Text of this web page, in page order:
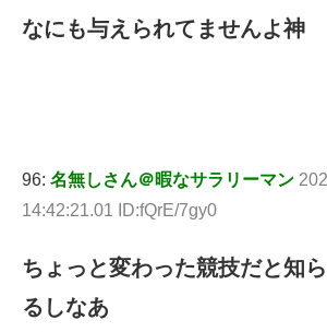
なにも与えられてませんよ神
96: 名無しさん＠暇なサラリーマン
14:42:21.01 ID:fQrE/7gy0
ちょっと変わった競技だと知
るしなあ